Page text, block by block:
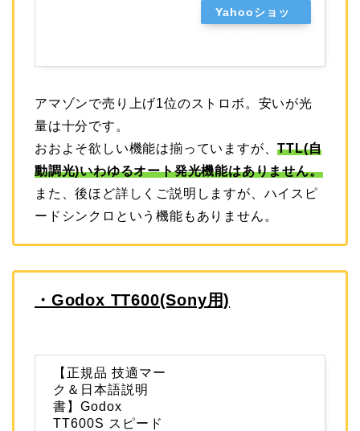
Yahooショッ
アマゾンで売り上げ1位のストロボ。安いが光
量は十分です。
おおよそ欲しい機能は揃っていますが、TTL(自
動調光)いわゆるオート発光機能はありません。
また、後ほど詳しくご説明しますが、ハイスピ
ードシンクロという機能もありません。
・Godox TT600(Sony用)
【正規品 技適マー
ク＆日本語説明
書】Godox
TT600S スピード